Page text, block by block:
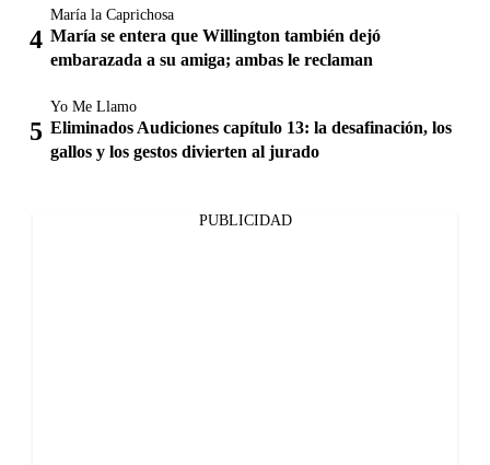
María la Caprichosa
María se entera que Willington también dejó
embarazada a su amiga; ambas le reclaman
Yo Me Llamo
Eliminados Audiciones capítulo 13: la desafinación, los
gallos y los gestos divierten al jurado
PUBLICIDAD